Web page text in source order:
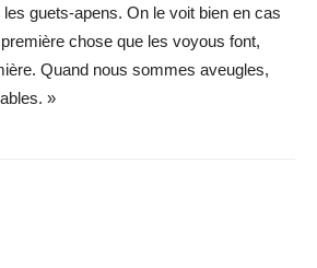
guets-apens. On le voit bien en cas
chose que les voyous font,
Quand nous sommes aveugles,
»